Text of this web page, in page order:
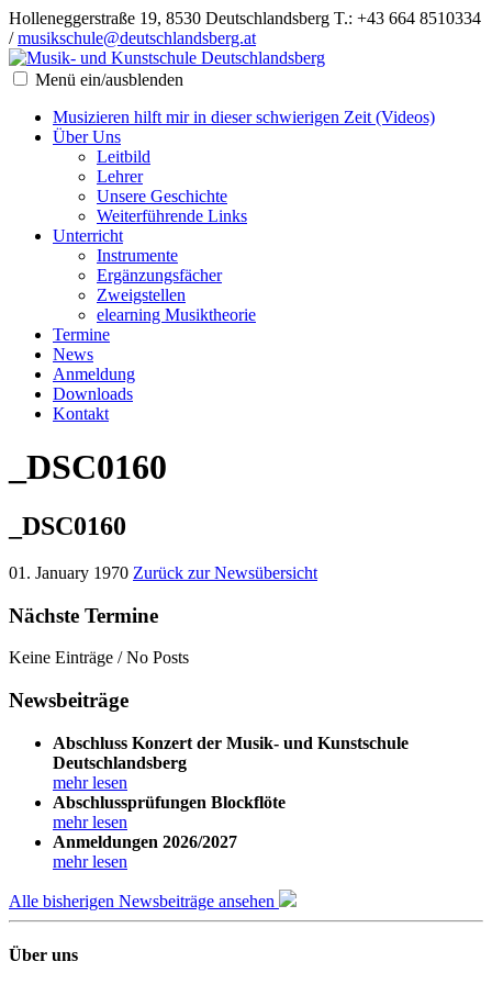
Holleneggerstraße 19, 8530 Deutschlandsberg T.: +43 664 8510334
/musikschule@deutschlandsberg.at
Menü ein/ausblenden
Musizieren hilft mir in dieser schwierigen Zeit (Videos)
Über Uns
Leitbild
Lehrer
Unsere Geschichte
Weiterführende Links
Unterricht
Instrumente
Ergänzungsfächer
Zweigstellen
elearning Musiktheorie
Termine
News
Anmeldung
Downloads
Kontakt
_DSC0160
_DSC0160
01. January 1970 Zurück zur Newsübersicht
Nächste Termine
Keine Einträge / No Posts
Newsbeiträge
Abschluss Konzert der Musik- und Kunstschule
Deutschlandsberg
mehr lesen
Abschlussprüfungen Blockflöte
mehr lesen
Anmeldungen 2026/2027
mehr lesen
Alle bisherigen Newsbeiträge ansehen
Über uns